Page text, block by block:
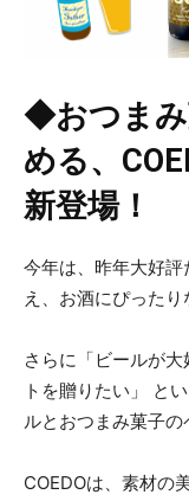
◆おつまみ
める、
新登場！
今年は、昨年大好
え、お酒にぴったり
さらに「ビールが
トを贈りたい」 と
ルとおつまみ菓子の
COEDOは、素材の